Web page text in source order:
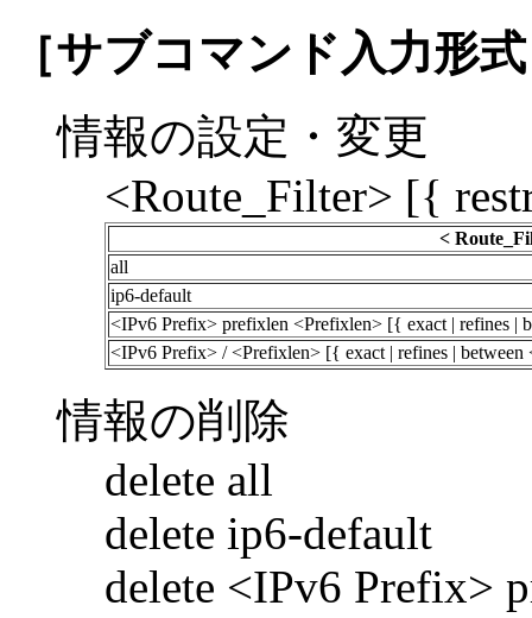
［サブコマンド入力形
情報の設定・変更
<Route_Filter> [{
<
all
ip6-default
<IPv6 Prefix> prefixlen <Prefixlen> [{ exact | refines |
<IPv6 Prefix> / <Prefixlen> [{ exact | refines |
情報の削除
delete all
delete ip6-default
delete <IPv6 Prefix>